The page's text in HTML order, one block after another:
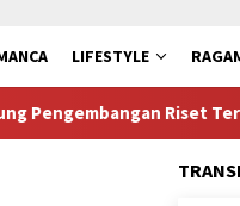
LIFESTYLE
Terapan dan Solusi